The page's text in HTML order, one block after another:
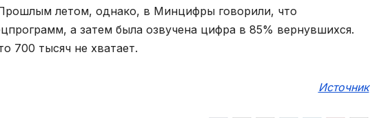
летом, однако, в Минцифры говорили, что
а затем была озвучена цифра в 85% вернувшихся.
700 тысяч не хватает.
Источник